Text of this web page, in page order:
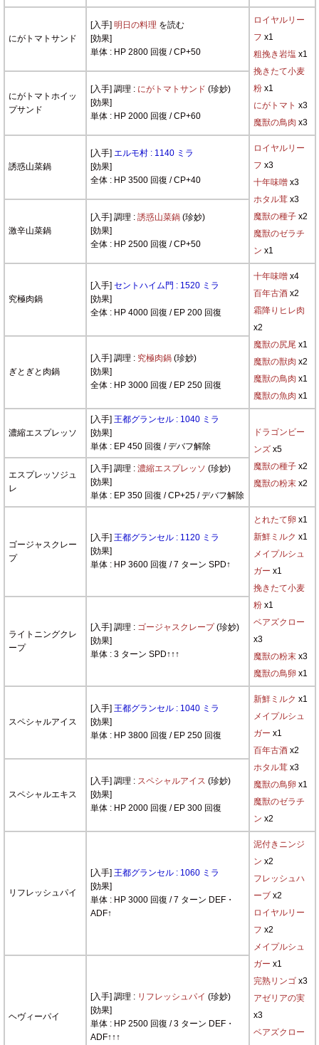
にがトマトサンド
[入手] 明日の料理 を読む
[効果]
単体 : HP 2800 回復 / CP+50
ロイヤルリー
フ x1
粗挽き岩塩 x1
挽きたて小麦
粉x1
にがトマト x3
魔獣の鳥肉 x3
にがトマトホイッ
プサンド
[入手] 調理 : にがトマトサンド (珍妙)
[効果]
単体 : HP 2000 回復 / CP+60
誘惑山菜鍋
[入手] エルモ村 : 1140 ミラ
[効果]
全体 : HP 3500 回復 / CP+40
ロイヤルリー
フ x3
十年味噌x3
ホタル茸x3
魔獣の種子x2
魔獣のゼラチ
ン x1
激辛山菜鍋
[入手] 調理 : 誘惑山菜鍋(珍妙)
[効果]
全体 : HP 2500 回復 / CP+50
究極肉鍋
[入手] セントハイム門 : 1520 ミラ
[効果]
全体 : HP 4000 回復 / EP 200 回復
十年味噌x4
百年古酒x2
霜降りヒレ肉
x2
魔獣の尻尾x1
魔獣の獣肉 x2
魔獣の鳥肉 x1
魔獣の魚肉 x1
ぎとぎと肉鍋
[入手] 調理 : 究極肉鍋(珍妙)
[効果]
全体 : HP 3000 回復 / EP 250 回復
濃縮エスプレッソ
[入手] 王都グランセル : 1040 ミラ
[効果]
単体 : EP 450 回復 / デバフ解除
ドラゴンビー
ンズx5
魔獣の種子x2
魔獣の粉末x2
エスプレッソジュ
レ
[入手] 調理 : 濃縮エスプレッソ (珍妙)
[効果]
単体 : EP 350 回復 / CP+25 / デバフ解除
ゴージャスクレー
プ
[入手] 王都グランセル : 1120 ミラ
[効果]
単体 : HP 3600 回復 / 7 ターン SPD↑
とれたて卵 x1
新鮮ミルク x1
メイプルシュ
ガー x1
挽きたて小麦
粉x1
ベアズクロー
x3
魔獣の粉末x3
魔獣の鳥卵 x1
ライトニングクレ
ープ
[入手] 調理 : ゴージャスクレープ(珍妙)
[効果]
単体 : 3 ターン SPD↑↑↑
スペシャルアイス
[入手] 王都グランセル : 1040 ミラ
[効果]
単体 : HP 3800 回復 / EP 250 回復
新鮮ミルク x1
メイプルシュ
ガー x1
百年古酒x2
ホタル茸x3
魔獣の鳥卵 x1
魔獣のゼラチ
ン x2
スペシャルエキス
[入手] 調理 : スペシャルアイス (珍妙)
[効果]
単体 : HP 2000 回復 / EP 300 回復
リフレッシュパイ
[入手] 王都グランセル : 1060 ミラ
[効果]
単体 : HP 3000 回復 / 7 ターン DEF・
ADF↑
泥付きニンジ
ン x2
フレッシュハ
ーブx2
ロイヤルリー
フ x2
メイプルシュ
ガー x1
完熟リンゴx3
アゼリアの実
x3
ベアズクロー
ヘヴィーパイ
[入手] 調理 : リフレッシュパイ (珍妙)
[効果]
単体 : HP 2500 回復 / 3 ターン DEF・
ADF↑↑↑